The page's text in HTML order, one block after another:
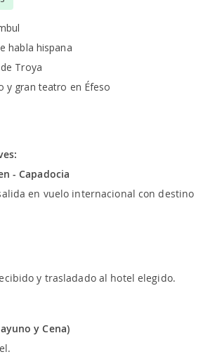
habla hispana
Troya
y gran teatro en Éfeso
- Capadocia
en vuelo internacional con destino
y trasladado al hotel elegido.
y Cena)